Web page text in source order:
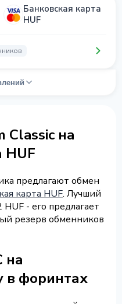
Банковская карта
HUF
Classic на
HUF
предлагают обмен
карта HUF. Лучший
- его предлагает
резерв обменников
на
в форинтах